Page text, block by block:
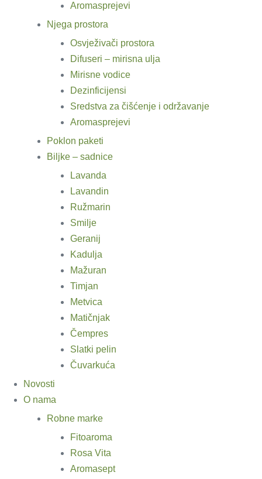
Aromasprejevi
Njega prostora
Osvježivači prostora
Difuseri – mirisna ulja
Mirisne vodice
Dezinficijensi
Sredstva za čišćenje i održavanje
Aromasprejevi
Poklon paketi
Biljke – sadnice
Lavanda
Lavandin
Ružmarin
Smilje
Geranij
Kadulja
Mažuran
Timjan
Metvica
Matičnjak
Čempres
Slatki pelin
Čuvarkuća
Novosti
O nama
Robne marke
Fitoaroma
Rosa Vita
Aromasept